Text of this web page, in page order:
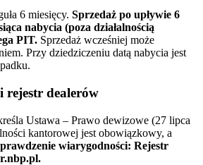
6 miesięcy. Sprzedaż po upływie 6
nabycia (poza działalnością
PIT. Sprzedaż wcześniej może
Przy dziedziczeniu datą nabycia jest
rejestr dealerów
Ustawa – Prawo dewizowe (27 lipca
kantorowej jest obowiązkowy, a
wiarygodności: Rejestr